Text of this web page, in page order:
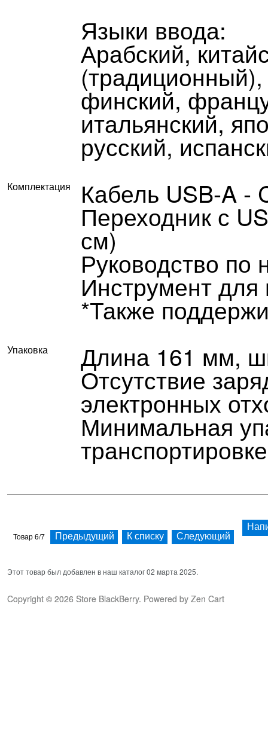
Языки ввода:
Арабский,
(традиционный),
финский,
итальянский,
русский,
Комплектация Кабель USB-A -
Переходник с
см)
Руководство по
Инструмент для
*Также
Упаковка Длина 161 мм,
Отсутствие
электронных
Минимальная
Товар 6/7 Предыдущий К списку Следующий
Этот товар был добавлен в наш каталог 02 марта 2025.
Copyright © 2026 Store BlackBerry. Powered by Zen Cart